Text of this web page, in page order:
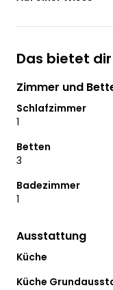
Das bietet
Zimmer und
Schlafzimmer
1
Betten
3
Badezimmer
1
Ausstattung
Küche
Küche